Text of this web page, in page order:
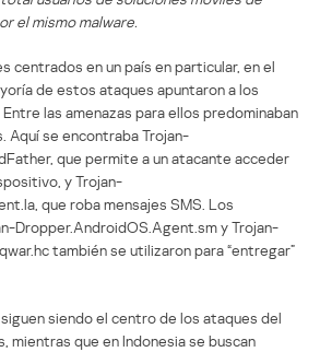
el mismo malware.
centrados en un país en particular, en el
de estos ataques apuntaron a los
las amenazas para ellos predominaban
Aquí se encontraba Trojan-
que permite a un atacante acceder
y Trojan-
que roba mensajes SMS. Los
Dropper.AndroidOS.Agent.sm y Trojan-
también se utilizaron para “entregar”
siendo el centro de los ataques del
mientras que en Indonesia se buscan